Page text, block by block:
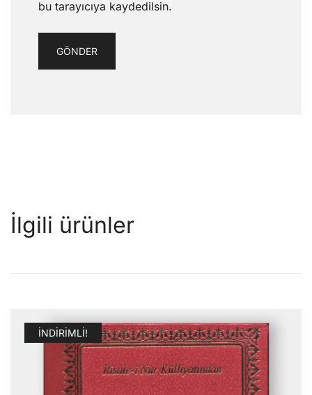
bu tarayıcıya kaydedilsin.
İlgili ürünler
İNDIRIMLI!